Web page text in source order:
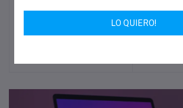
Celular
LO QUIERO!